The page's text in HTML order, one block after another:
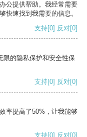
公提供帮助。我经常需要
快速找到我需要的信息。
支持[0] 反对[0]
限的隐私保护和安全性保
支持[0] 反对[0]
率提高了50%，让我能够
支持[0] 反对[0]